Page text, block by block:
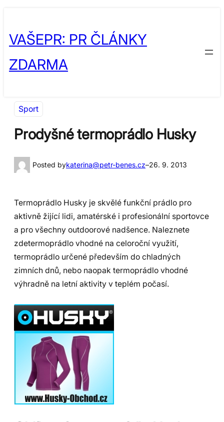
obsah
content
VAŠEPR: PR ČLÁNKY
ZDARMA
Sport
Prodyšné termoprádlo Husky
Posted bykaterina@petr-benes.cz–26. 9. 2013
Termoprádlo Husky je skvělé funkční prádlo pro
aktivně žijící lidi, amatérské i profesionální sportovce
a pro všechny outdoorové nadšence. Naleznete
zdetermoprádlo vhodné na celoroční využití,
termoprádlo určené především do chladných
zimních dnů, nebo naopak termoprádlo vhodné
výhradně na letní aktivity v teplém počasí.